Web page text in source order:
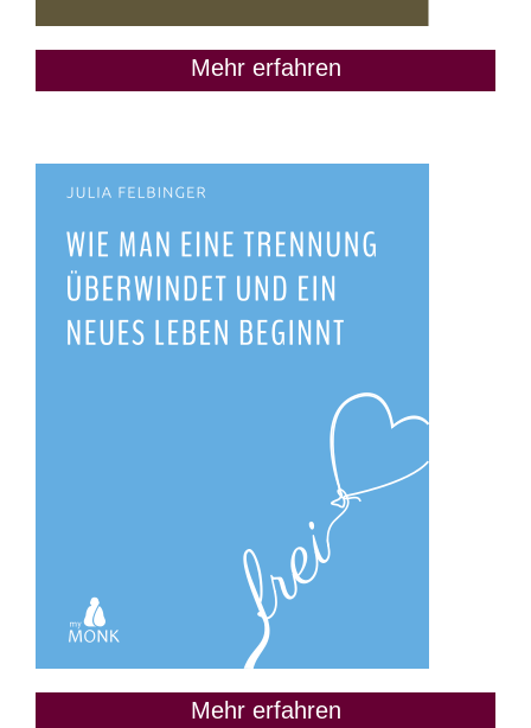
Mehr erfahren
Mehr erfahren